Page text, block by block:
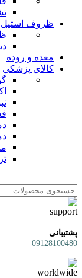
ظروف استیل
معده و روده
کالای پزشکی
پشتیبانی
09128100480